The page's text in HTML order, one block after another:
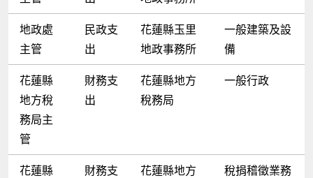
地政處
主管
民政支
出
花蓮縣玉里
地政事務所
一般建築及設
備
花蓮縣
地方稅
務局主
管
財務支
出
花蓮縣地方
稅務局
一般行政
花蓮縣 財務支 花蓮縣地方 稅捐稽徵業務